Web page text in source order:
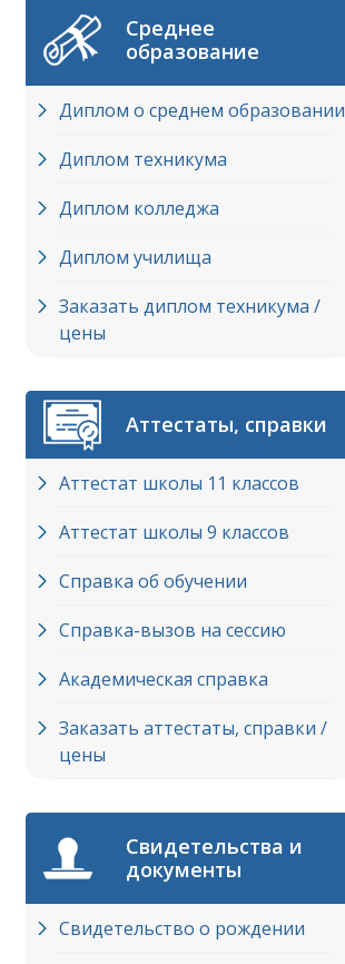
Среднее
образование
Диплом о среднем образовании
Диплом техникума
Диплом колледжа
Диплом училища
Заказать диплом техникума /
цены
Аттестаты, справки
Аттестат школы 11 классов
Аттестат школы 9 классов
Справка об обучении
Справка-вызов на сессию
Академическая справка
Заказать аттестаты, справки /
цены
Свидетельства и
документы
Свидетельство о рождении